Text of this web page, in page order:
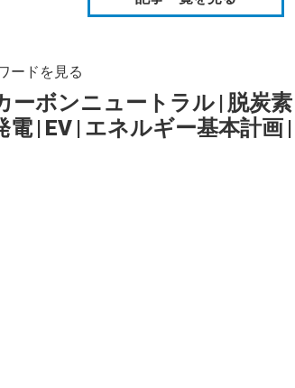
ードを見る
ーボンニュートラル | 脱炭素
電 | EV | エネルギー基本計画 |